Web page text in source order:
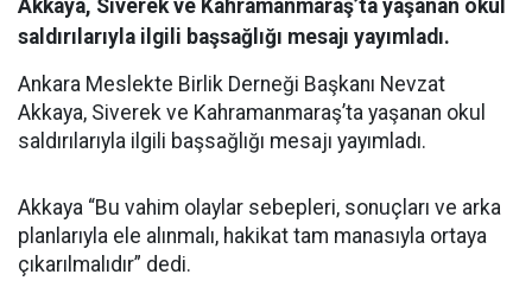
Akkaya, Siverek ve Kahramanmaraş’ta yaşanan okul
saldırılarıyla ilgili başsağlığı mesajı yayımladı.
Ankara Meslekte Birlik Derneği Başkanı Nevzat
Akkaya, Siverek ve Kahramanmaraş’ta yaşanan okul
saldırılarıyla ilgili başsağlığı mesajı yayımladı.
Akkaya “Bu vahim olaylar sebepleri, sonuçları ve arka
planlarıyla ele alınmalı, hakikat tam manasıyla ortaya
çıkarılmalıdır” dedi.